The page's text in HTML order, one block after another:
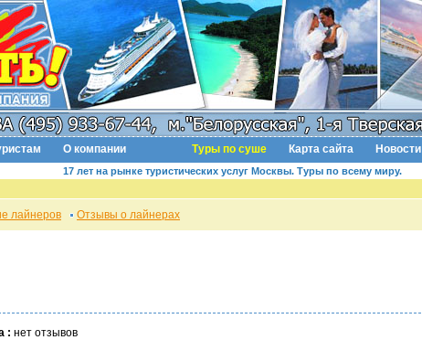
О компании Туры по суше Карта сайта Новости
17 лет на рынке туристических услуг Москвы. Туры по всему миру.
лайнеров Отзывы о лайнерах
: нет отзывов